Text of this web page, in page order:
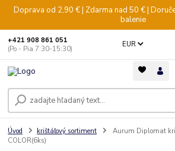
Doprava od 2,90 € | Zdarma nad 50 € |
balenie
EUR
+421 908 861 051
(Po - Pia 7:30-15:30)
Úvod krištáľový sortiment
Aurum Diplomat
COLOR(6ks)